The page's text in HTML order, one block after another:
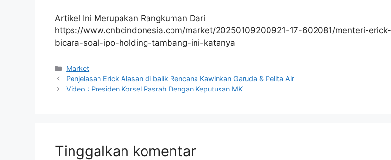
Artikel Ini Merupakan Rangkuman Dari
https://www.cnbcindonesia.com/market/20250109200921-17-602081/menteri-erick-
bicara-soal-ipo-holding-tambang-ini-katanya
Kategori
Market
Penjelasan Erick Alasan di balik Rencana Kawinkan Garuda & Pelita Air
Video : Presiden Korsel Pasrah Dengan Keputusan MK
Tinggalkan komentar